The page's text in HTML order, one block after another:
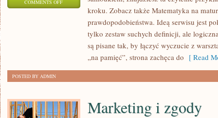
COMMENTS OFFON
ROZWIĄZANIA
kroku. Zobacz także Matematyka na
prawdopodobieństwa. Ideą serwisu jest
tylko zestaw suchych definicji, ale
są pisane tak, by łączyć wyczucie z
„na pamięć”, strona zachęca do [ Read
POSTED BY ADMIN
Marketing i zgody